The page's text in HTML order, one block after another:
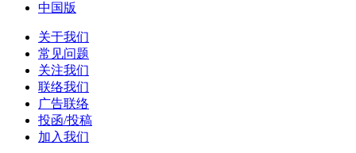
中国版
关于我们
常见问题
关注我们
联络我们
广告联络
投函/投稿
加入我们